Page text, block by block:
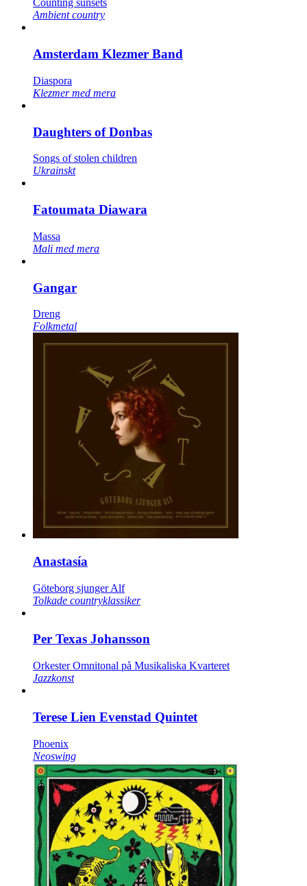
Counting sunsets
Ambient country
Amsterdam Klezmer Band
Diaspora
Klezmer med mera
Daughters of Donbas
Songs of stolen children
Ukrainskt
Fatoumata Diawara
Massa
Mali med mera
Gangar
Dreng
Folkmetal
Anastasía
Göteborg sjunger Alf
Tolkade countryklassiker
Per Texas Johansson
Orkester Omnitonal på Musikaliska Kvarteret
Jazzkonst
Terese Lien Evenstad Quintet
Phoenix
Neoswing